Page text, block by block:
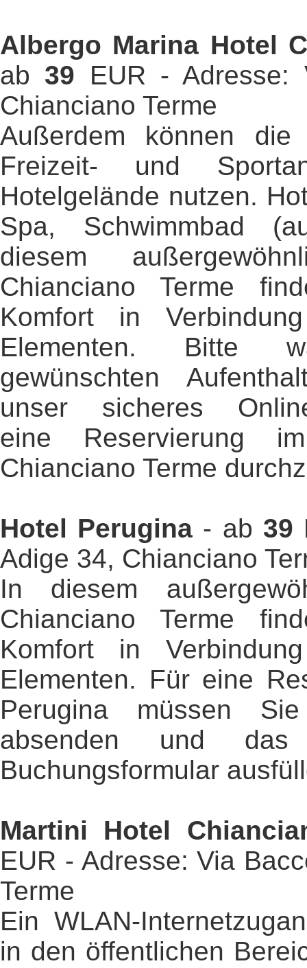
Albergo Marina Hotel
ab 39 EUR - Adresse:
Chianciano Terme
Außerdem können
Freizeit- und
Hotelgelände nutzen.
Spa, Schwimmbad
diesem
Chianciano Terme
Komfort in
Elementen. Bitte
gewünschten
unser sicheres
eine Reservierung
Chianciano Terme
Hotel Perugina - ab 39
Adige 34, Chianciano
In diesem
Chianciano Terme
Komfort in
Elementen. Für eine
Perugina müssen
absenden und das
Buchungsformular
Martini Hotel
EUR - Adresse: Via
Terme
Ein WLAN-
in den öffentlichen